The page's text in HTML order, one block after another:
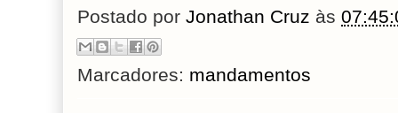
Postado por Jonathan Cruz às
Marcadores: mandamentos